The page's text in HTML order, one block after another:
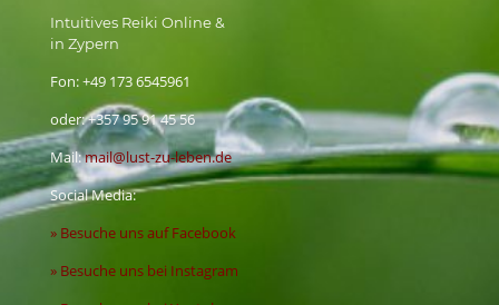
Intuitives Reiki Online &
in Zypern
Fon:+49 173 6545961
oder:+357 95 91 45 56
Mail:mail@lust-zu-leben.de
Social Media:
» Besuche uns auf Facebook
» Besuche uns bei Instagram